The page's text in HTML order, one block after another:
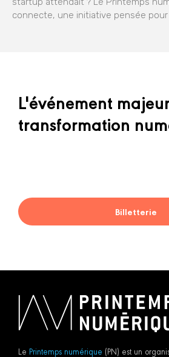
connecte, une initiative pensée
L'événement
transformation
Billetterie
Le Printemps numérique (PN) est un